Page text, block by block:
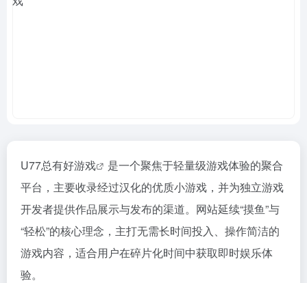
U77总有好游戏
是一个聚焦于轻量级游戏体验的聚合
平台，主要收录经过汉化的优质小游戏，并为独立游戏
开发者提供作品展示与发布的渠道。网站延续“摸鱼”与
“轻松”的核心理念，主打无需长时间投入、操作简洁的
游戏内容，适合用户在碎片化时间中获取即时娱乐体
验。